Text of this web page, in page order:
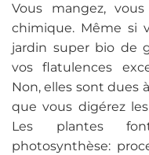
Vous mangez,
chimique. Même si
jardin super bio de
vos flatulences
Non, elles sont dues
que vous digérez
Les plantes
photosynthèse: